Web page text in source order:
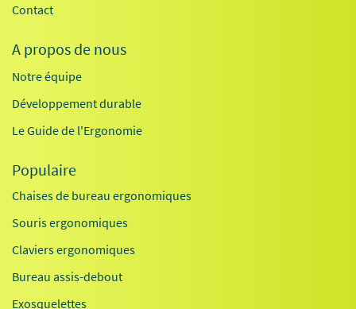
Contact
A propos de nous
Notre équipe
Développement durable
Le Guide de l'Ergonomie
Populaire
Chaises de bureau ergonomiques
Souris ergonomiques
Claviers ergonomiques
Bureau assis-debout
Exosquelettes